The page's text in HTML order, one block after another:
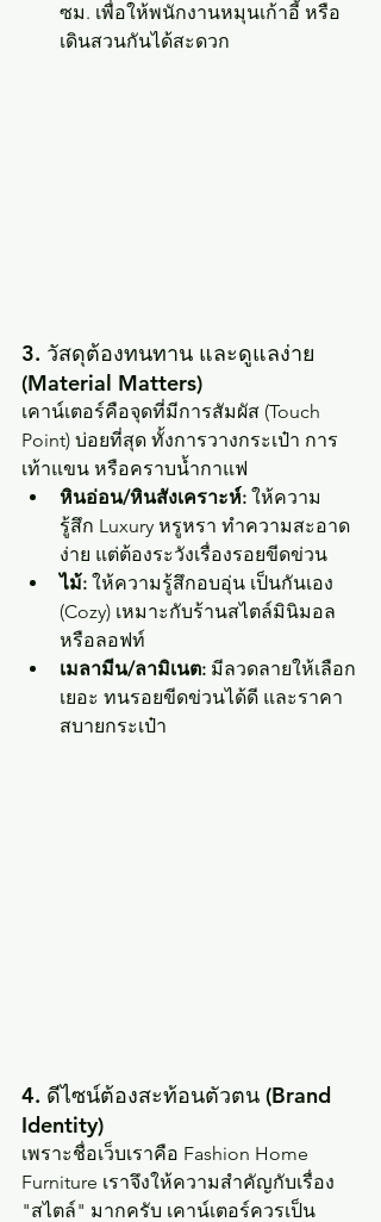
ซม. เพื่อให้พนักงานหมุนเก้าอี้ หรือ
เดินสวนกันได้สะดวก
3. วัสดุต้องทนทาน และดูแลง่าย
(Material Matters)
เคาน์เตอร์คือจุดที่มีการสัมผัส (Touch
Point) บ่อยที่สุด ทั้งการวางกระเป๋า การ
เท้าแขน หรือคราบน้ำกาแฟ
หินอ่อน/หินสังเคราะห์: ให้ความ
รู้สึก Luxury หรูหรา ทำความสะอาด
ง่าย แต่ต้องระวังเรื่องรอยขีดข่วน
ไม้: ให้ความรู้สึกอบอุ่น เป็นกันเอง
(Cozy) เหมาะกับร้านสไตล์มินิมอล
หรือลอฟท์
เมลามีน/ลามิเนต: มีลวดลายให้เลือก
เยอะ ทนรอยขีดข่วนได้ดี และราคา
สบายกระเป๋า
4. ดีไซน์ต้องสะท้อนตัวตน (Brand
Identity)
เพราะชื่อเว็บเราคือ Fashion Home
Furniture เราจึงให้ความสำคัญกับเรื่อง
"สไตล์" มากครับ เคาน์เตอร์ควรเป็น